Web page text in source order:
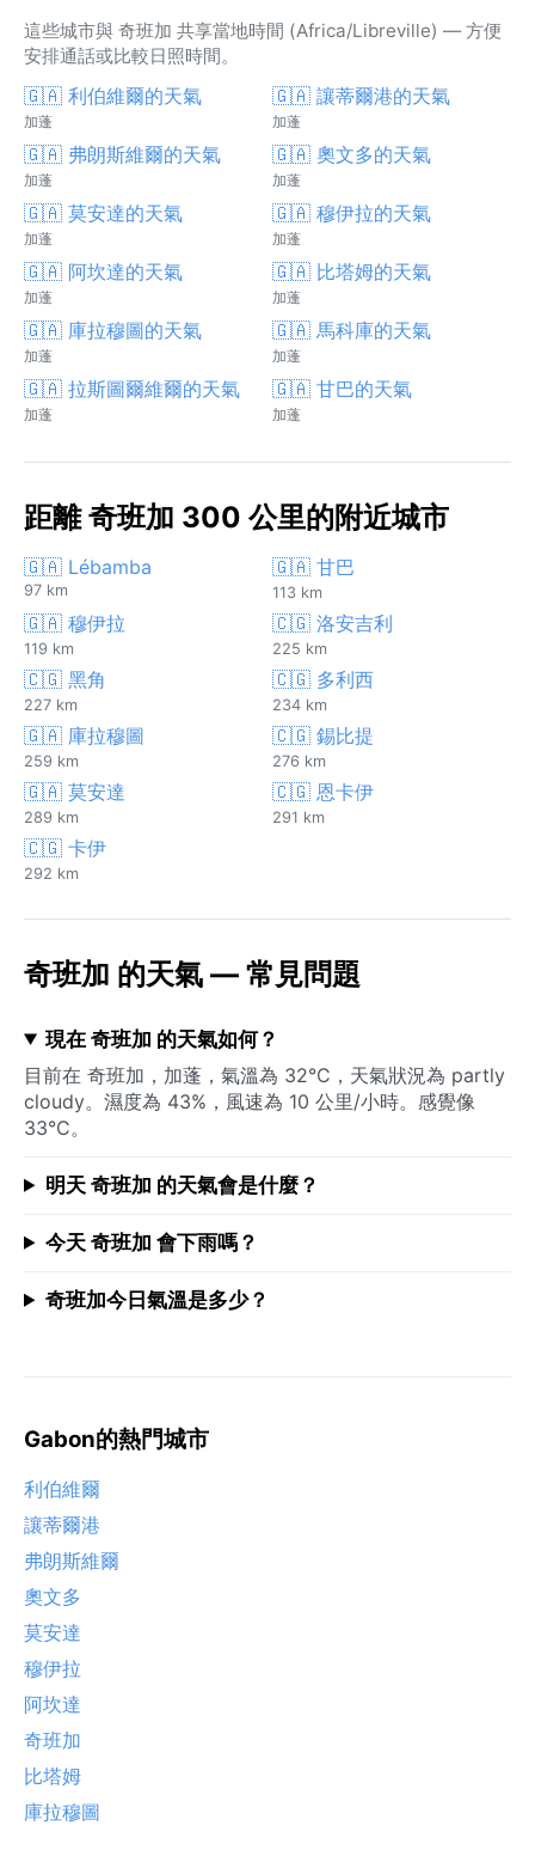
這些城市與 奇班加 共享當地時間 (Africa/Libreville) — 方便
安排通話或比較日照時間。
🇬🇦 利伯維爾的天氣
加蓬
🇬🇦 讓蒂爾港的天氣
加蓬
🇬🇦 弗朗斯維爾的天氣
加蓬
🇬🇦 奧文多的天氣
加蓬
🇬🇦 莫安達的天氣
加蓬
🇬🇦 穆伊拉的天氣
加蓬
🇬🇦 阿坎達的天氣
加蓬
🇬🇦 比塔姆的天氣
加蓬
🇬🇦 庫拉穆圖的天氣
加蓬
🇬🇦 馬科庫的天氣
加蓬
🇬🇦 拉斯圖爾維爾的天氣
加蓬
🇬🇦 甘巴的天氣
加蓬
距離 奇班加 300 公里的附近城市
🇬🇦 Lébamba
97 km
🇬🇦 甘巴
113 km
🇬🇦 穆伊拉
119 km
🇨🇬 洛安吉利
225 km
🇨🇬 黑角
227 km
🇨🇬 多利西
234 km
🇬🇦 庫拉穆圖
259 km
🇨🇬 錫比提
276 km
🇬🇦 莫安達
289 km
🇨🇬 恩卡伊
291 km
🇨🇬 卡伊
292 km
奇班加 的天氣 — 常見問題
現在 奇班加 的天氣如何？
目前在 奇班加，加蓬，氣溫為 32°C，天氣狀況為 partly
cloudy。濕度為 43%，風速為 10 公里/小時。感覺像
33°C。
明天 奇班加 的天氣會是什麼？
今天 奇班加 會下雨嗎？
奇班加今日氣溫是多少？
Gabon的熱門城市
利伯維爾
讓蒂爾港
弗朗斯維爾
奧文多
莫安達
穆伊拉
阿坎達
奇班加
比塔姆
庫拉穆圖